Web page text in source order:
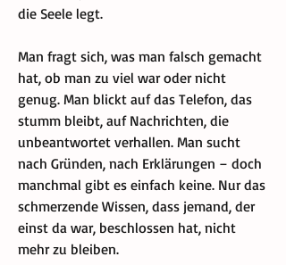
die Seele legt.
Man fragt sich, was man falsch gemacht
hat, ob man zu viel war oder nicht
genug. Man blickt auf das Telefon, das
stumm bleibt, auf Nachrichten, die
unbeantwortet verhallen. Man sucht
nach Gründen, nach Erklärungen – doch
manchmal gibt es einfach keine. Nur das
schmerzende Wissen, dass jemand, der
einst da war, beschlossen hat, nicht
mehr zu bleiben.